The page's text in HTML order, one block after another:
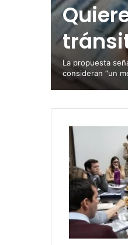
La propuesta
consideran “un